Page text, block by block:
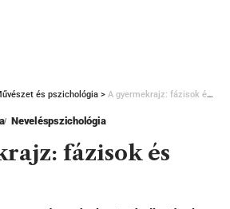
és pszichológia > A gyermekrajz: fázisok és fejlődés
Neveléspszichológia
fázisok és